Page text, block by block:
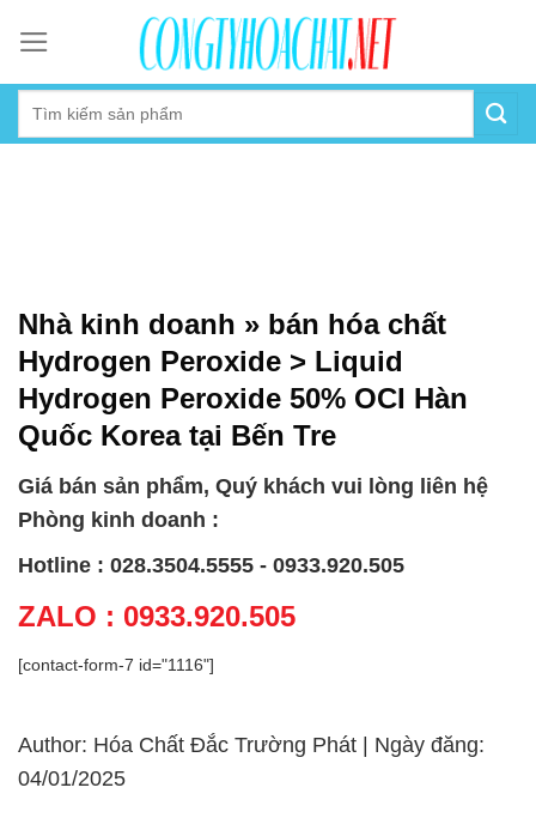
content
Nhà kinh doanh » bán hóa chất
Hydrogen Peroxide > Liquid
Hydrogen Peroxide 50% OCI Hàn
Quốc Korea tại Bến Tre
Giá bán sản phẩm, Quý khách vui lòng liên hệ
Phòng kinh doanh :
Hotline : 028.3504.5555 - 0933.920.505
ZALO : 0933.920.505
[contact-form-7 id="1116"]
Author: Hóa Chất Đắc Trường Phát | Ngày đăng:
04/01/2025